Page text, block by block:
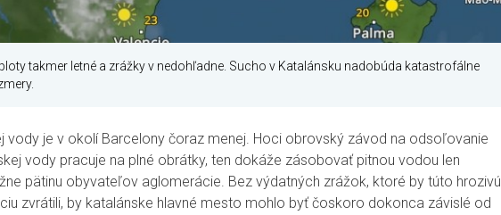
takmer letné a zrážky v nedohľadne. Sucho v Katalánsku nadobúda katastrofálne
vody je v okolí Barcelony čoraz menej. Hoci obrovský závod na odsoľovanie
vody pracuje na plné obrátky, ten dokáže zásobovať pitnou vodou len
pätinu obyvateľov aglomerácie. Bez výdatných zrážok, ktoré by túto hrozivú
zvrátili, by katalánske hlavné mesto mohlo byť čoskoro dokonca závislé od